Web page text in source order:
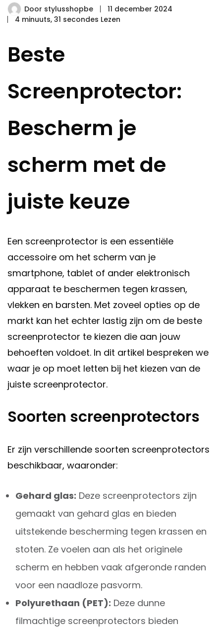
Door stylusshopbe
11 december 2024
4 minuuts, 31 secondes Lezen
Beste
Screenprotector:
Bescherm je
scherm met de
juiste keuze
Een screenprotector is een essentiële
accessoire om het scherm van je
smartphone, tablet of ander elektronisch
apparaat te beschermen tegen krassen,
vlekken en barsten. Met zoveel opties op de
markt kan het echter lastig zijn om de beste
screenprotector te kiezen die aan jouw
behoeften voldoet. In dit artikel bespreken we
waar je op moet letten bij het kiezen van de
juiste screenprotector.
Soorten screenprotectors
Er zijn verschillende soorten screenprotectors
beschikbaar, waaronder:
Gehard glas: Deze screenprotectors zijn
gemaakt van gehard glas en bieden
uitstekende bescherming tegen krassen en
stoten. Ze voelen aan als het originele
scherm en hebben vaak afgeronde randen
voor een naadloze pasvorm.
Polyurethaan (PET): Deze dunne
filmachtige screenprotectors bieden